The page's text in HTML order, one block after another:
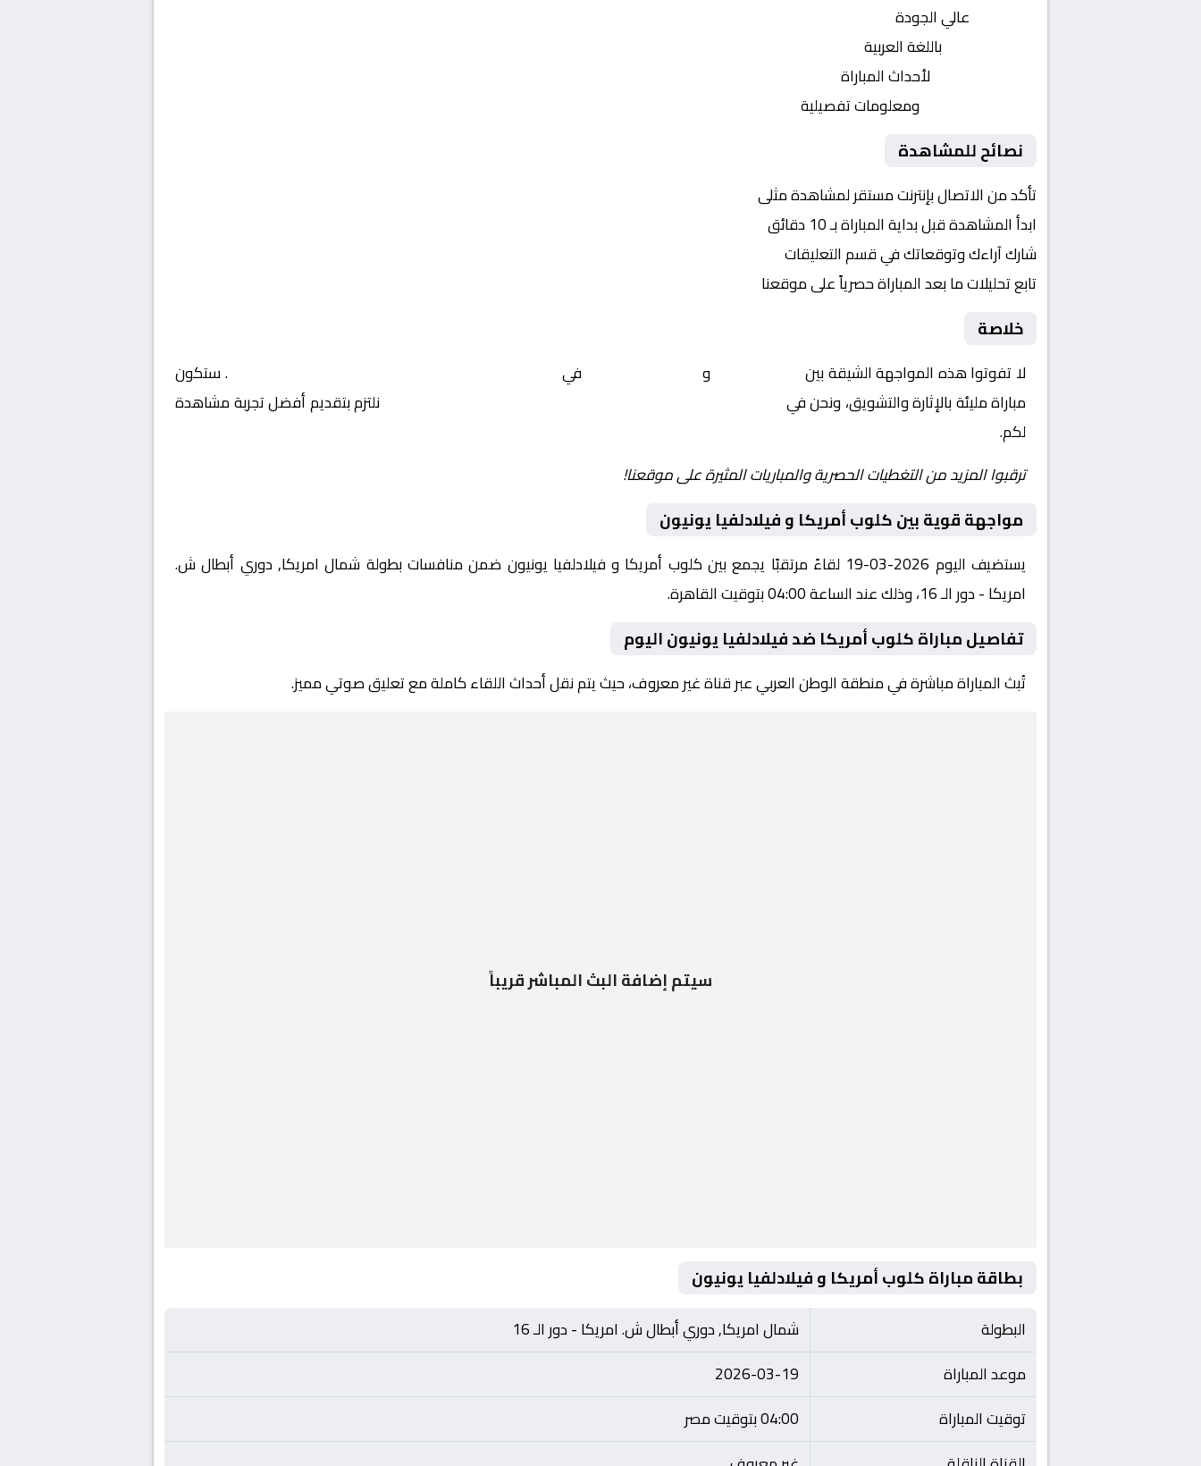
عالي الجودة
باللغة العربية
لأحداث المباراة
ومعلومات تفصيلية
نصائح للمشاهدة
تأكد من الاتصال بإنترنت مستقر لمشاهدة مثلى
ابدأ المشاهدة قبل بداية المباراة بـ 10 دقائق
شارك آراءك وتوقعاتك في قسم التعليقات
تابع تحليلات ما بعد المباراة حصرياً على موقعنا
خلاصة
لا تفوتوا هذه المواجهة الشيقة بين وفيلادلفيا يونيون في
. ستكون
مباراة مليئة بالإثارة والتشويق، ونحن في
نلتزم بتقديم أفضل تجربة مشاهدة
لكم.
ترقبوا المزيد من التغطيات الحصرية والمباريات المثيرة على موقعنا!
مواجهة قوية بين كلوب أمريكا و فيلادلفيا يونيون
يستضيف اليوم 2026-03-19 لقاءً مرتقبًا يجمع بين كلوب أمريكا و فيلادلفيا يونيون ضمن منافسات بطولة شمال امريكا, دوري أبطال ش.
امريكا - دور الـ 16، وذلك عند الساعة 04:00 بتوقيت القاهرة.
تفاصيل مباراة كلوب أمريكا ضد فيلادلفيا يونيون اليوم
تُبث المباراة مباشرة في منطقة الوطن العربي عبر قناة غير معروف، حيث يتم نقل أحداث اللقاء كاملة مع تعليق صوتي مميز.
سيتم إضافة البث المباشر قريباً
بطاقة مباراة كلوب أمريكا و فيلادلفيا يونيون
البطولة
شمال امريكا, دوري أبطال ش. امريكا - دور الـ 16
موعد المباراة
2026-03-19
توقيت المباراة
04:00 بتوقيت مصر